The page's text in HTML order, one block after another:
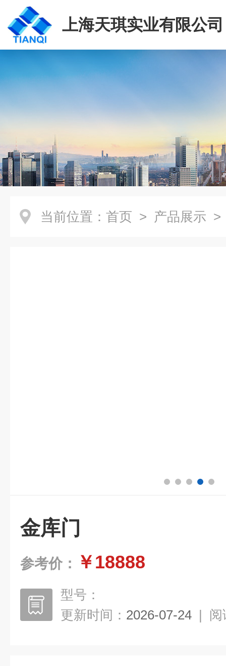
上海天琪实业有限公司
当前位置： 首页 > 产品展示
金库门
参考价： ￥18888
型号：
更新时间： 2026-07-24 | 阅